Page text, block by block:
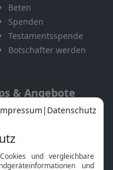
Beten
Spenden
Testamentsspende
Botschafter werden
& Angebote
Mobile App
Smart TV